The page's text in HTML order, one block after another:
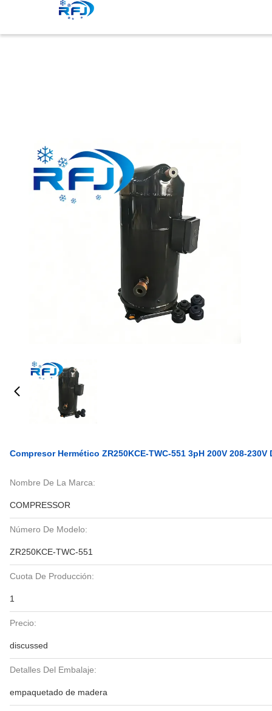
Compresor Hermético ZR250KCE-TWC-551 3pH 200V 208-
Nombre De La Marca:
COMPRESSOR
Número De Modelo:
ZR250KCE-TWC-551
Cuota De Producción:
1
Precio:
discussed
Detalles Del Embalaje:
empaquetado de madera